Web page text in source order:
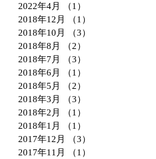
2022年4月
（1）
2018年12月
（1）
2018年10月
（3）
2018年8月
（2）
2018年7月
（3）
2018年6月
（1）
2018年5月
（2）
2018年3月
（3）
2018年2月
（1）
2018年1月
（1）
2017年12月
（3）
2017年11月
（1）